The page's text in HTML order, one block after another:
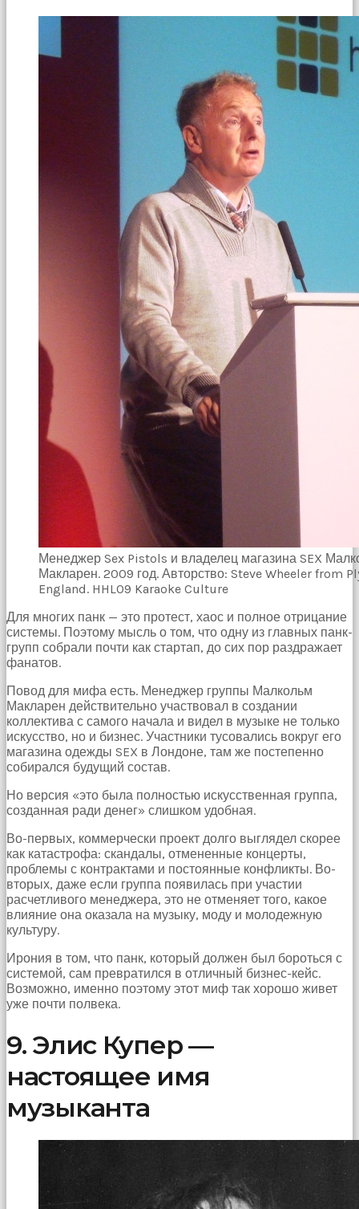
Менеджер Sex Pistols и владелец магазина SEX
Макларен. 2009 год. Авторство: Steve Wheeler from
England. HHL09 Karaoke Culture
Для многих панк — это протест, хаос и полное отрицание
системы. Поэтому мысль о том, что одну из главных панк-
групп собрали почти как стартап, до сих пор раздражает
фанатов.
Повод для мифа есть. Менеджер группы Малкольм
Макларен действительно участвовал в создании
коллектива с самого начала и видел в музыке не только
искусство, но и бизнес. Участники тусовались вокруг его
магазина одежды SEX в Лондоне, там же постепенно
собирался будущий состав.
Но версия «это была полностью искусственная группа,
созданная ради денег» слишком удобная.
Во-первых, коммерчески проект долго выглядел скорее
как катастрофа: скандалы, отмененные концерты,
проблемы с контрактами и постоянные конфликты. Во-
вторых, даже если группа появилась при участии
расчетливого менеджера, это не отменяет того, какое
влияние она оказала на музыку, моду и молодежную
культуру.
Ирония в том, что панк, который должен был бороться с
системой, сам превратился в отличный бизнес-кейс.
Возможно, именно поэтому этот миф так хорошо живет
уже почти полвека.
9. Элис Купер —
настоящее имя
музыканта